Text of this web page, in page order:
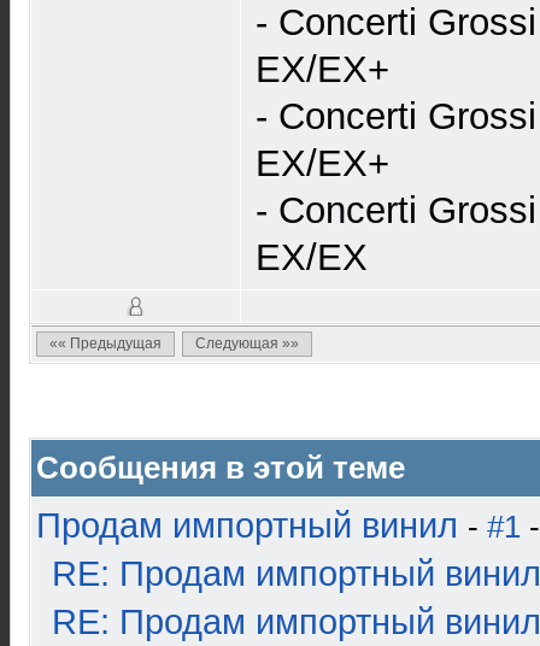
- Concerti
EX/EX+
- Concerti
EX/EX+
- Concerti
EX/EX
«« Предыдущая Следующая »»
Сообщения в этой теме
Продам импортный винил - #1
RE: Продам импортный винил
RE: Продам импортный винил